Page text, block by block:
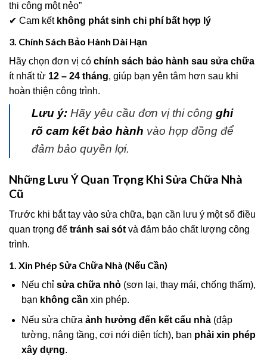
thi công một nẻo”
✔ Cam kết không phát sinh chi phí bất hợp lý
3. Chính Sách Bảo Hành Dài Hạn
Hãy chọn đơn vị có chính sách bảo hành sau sửa chữa
ít nhất từ 12 – 24 tháng, giúp bạn yên tâm hơn sau khi
hoàn thiện công trình.
Lưu ý: Hãy yêu cầu đơn vị thi công ghi
rõ cam kết bảo hành vào hợp đồng để
đảm bảo quyền lợi.
Những Lưu Ý Quan Trọng Khi Sửa Chữa Nhà
Cũ
Trước khi bắt tay vào sửa chữa, bạn cần lưu ý một số điều
quan trọng để tránh sai sót và đảm bảo chất lượng công
trình.
1. Xin Phép Sửa Chữa Nhà (Nếu Cần)
Nếu chỉ sửa chữa nhỏ(sơn lại, thay mái, chống thấm),
bạn không cần xin phép.
Nếu sửa chữa ảnh hưởng đến kết cấu nhà(đập
tường, nâng tầng, cơi nới diện tích), bạn phải xin phép
xây dựng.